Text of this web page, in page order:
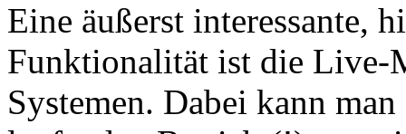
Eine äußerst interessante,
Funktionalität ist die
Systemen. Dabei kann